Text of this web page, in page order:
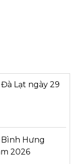
Lạt ngày 29
Hưng
2026